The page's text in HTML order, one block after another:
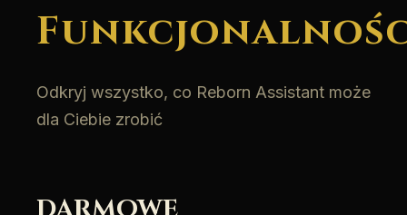
Odkryj wszystko, co Reborn Assistant może
dla Ciebie zrobić